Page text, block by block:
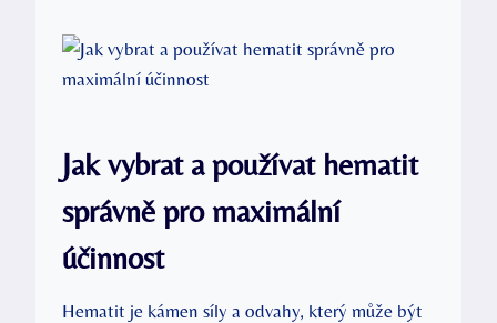
Jak vybrat a používat hematit
správně pro maximální
účinnost
Hematit je kámen síly a odvahy, který může být